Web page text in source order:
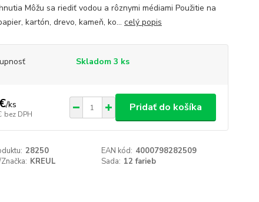
Môžu sa riediť vodou a rôznymi médiami Použitie na
kartón, drevo, kameň, ko... celý popis
Skladom 3 ks
/ks
bez DPH
Pridať do košíka
28250 EAN kód: 4000798282509
KREUL Sada: 12 farieb